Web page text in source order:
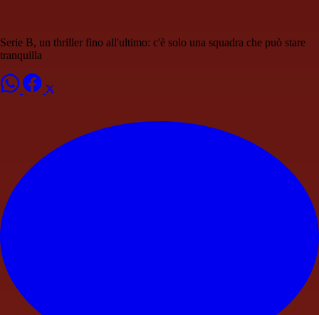
Serie B, un thriller fino all'ultimo: c'è solo una squadra che può stare
tranquilla